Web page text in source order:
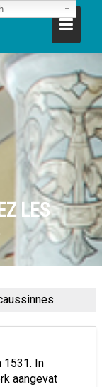
LES
1531. In
aangevat